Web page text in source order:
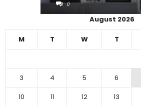
0
August 2026
M T W T
3
4 5 6
10
11 12 13